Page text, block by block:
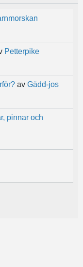
Petterpike
av Gädd-jos
pinnar och